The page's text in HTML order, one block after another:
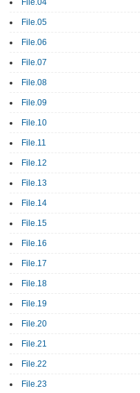
File.04
File.05
File.06
File.07
File.08
File.09
File.10
File.11
File.12
File.13
File.14
File.15
File.16
File.17
File.18
File.19
File.20
File.21
File.22
File.23